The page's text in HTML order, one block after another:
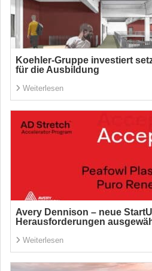
Koehler-Gruppe investiert
für die Ausbildung
Weiterlesen
Avery Dennison – neue
Herausforderungen
Weiterlesen